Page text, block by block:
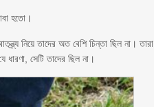
হতো।
নিয়ে তাদের অত বেশি চিন্তা ছিল না। তারা
সেটি তাদের ছিল না।